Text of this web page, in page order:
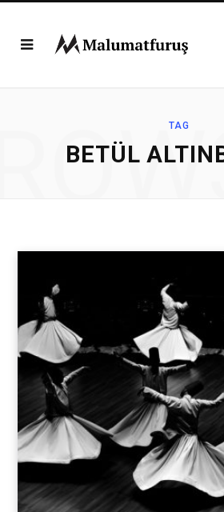
TAG
BETÜL